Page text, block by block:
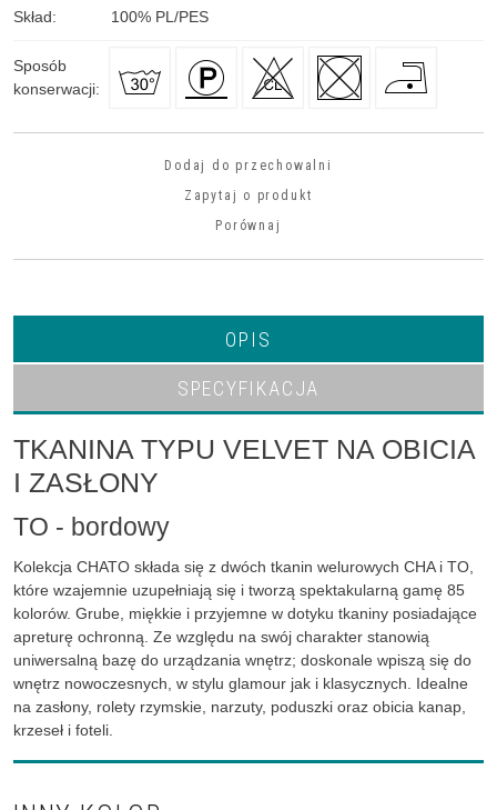
Skład: 100% PL/PES
Sposób
konserwacji:
Dodaj do przechowalni
Zapytaj o produkt
Porównaj
OPIS
SPECYFIKACJA
TKANINA TYPU VELVET NA OBICIA
I ZASŁONY
TO - bordowy
Kolekcja CHATO składa się z dwóch tkanin welurowych CHA i TO,
które wzajemnie uzupełniają się i tworzą spektakularną gamę 85
kolorów. Grube, miękkie i przyjemne w dotyku tkaniny posiadające
apreturę ochronną. Ze względu na swój charakter stanowią
uniwersalną bazę do urządzania wnętrz; doskonale wpiszą się do
wnętrz nowoczesnych, w stylu glamour jak i klasycznych. Idealne
na zasłony, rolety rzymskie, narzuty, poduszki oraz obicia kanap,
krzeseł i foteli.